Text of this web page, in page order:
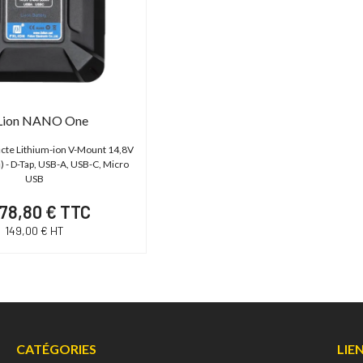
NANO One
Lithium-ion V-Mount 14,8V
- D-Tap, USB-A, USB-C, Micro
USB
€ TTC
149,00 € HT
CATÉGORIES